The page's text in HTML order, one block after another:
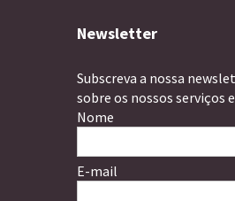
Newsletter
Subscreva a nossa
sobre os nossos serviços
Nome
E-mail